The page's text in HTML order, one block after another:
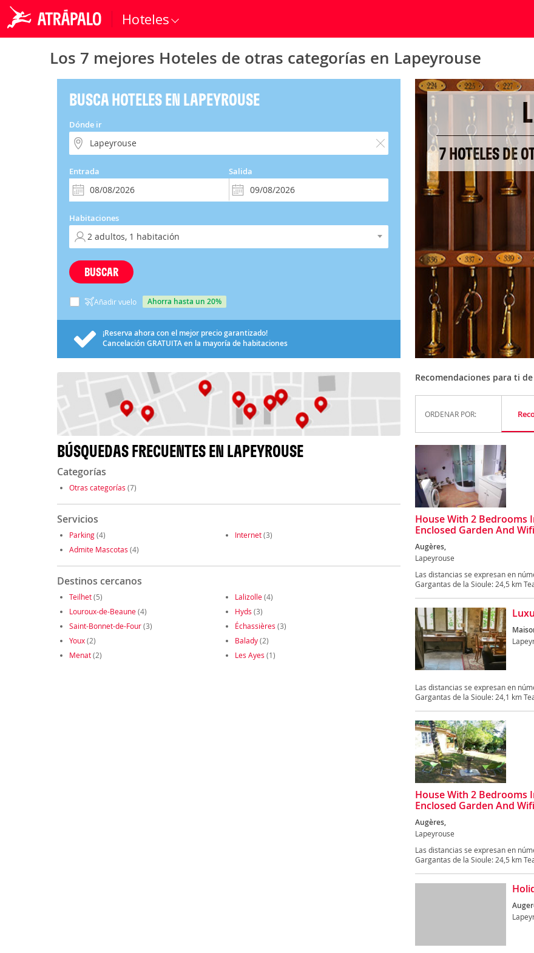
Hoteles
Los 7 mejores Hoteles de otras categorías en Lapeyrouse
BUSCA HOTELES EN LAPEYROUSE
Dónde ir
Entrada Salida
Habitaciones
BUSCAR
Añadir vuelo ahorra hasta un 20%
¡Reserva ahora con el mejor precio garantizado!
Cancelación GRATUITAen la mayoría de habitaciones
BÚSQUEDAS FRECUENTES EN LAPEYROUSE
Categorías
Otras categorías (7)
Servicios
Parking(4) Internet(3)
Admite Mascotas (4)
Destinos cercanos
Teilhet(5) Lalizolle(4)
Louroux-de-Beaune(4) Hyds (3)
Saint-Bonnet-de-Four(3) Échassières (3)
Youx(2) Balady(2)
Menat(2) Les Ayes (1)
7 HOTELES DE
Recomendaciones para ti
ORDENAR POR:
House With 2 Bedrooms
Enclosed Garden And
Augères,
Lapeyrouse
Las distancias se expresan en
Gargantas de la Sioule: 24,5 km
Las distancias se expresan en
Gargantas de la Sioule: 24,1 km
House With 2 Bedrooms
Enclosed Garden And Wifi
Augères,
Lapeyrouse
Las distancias se expresan en
Gargantas de la Sioule: 24,5 km